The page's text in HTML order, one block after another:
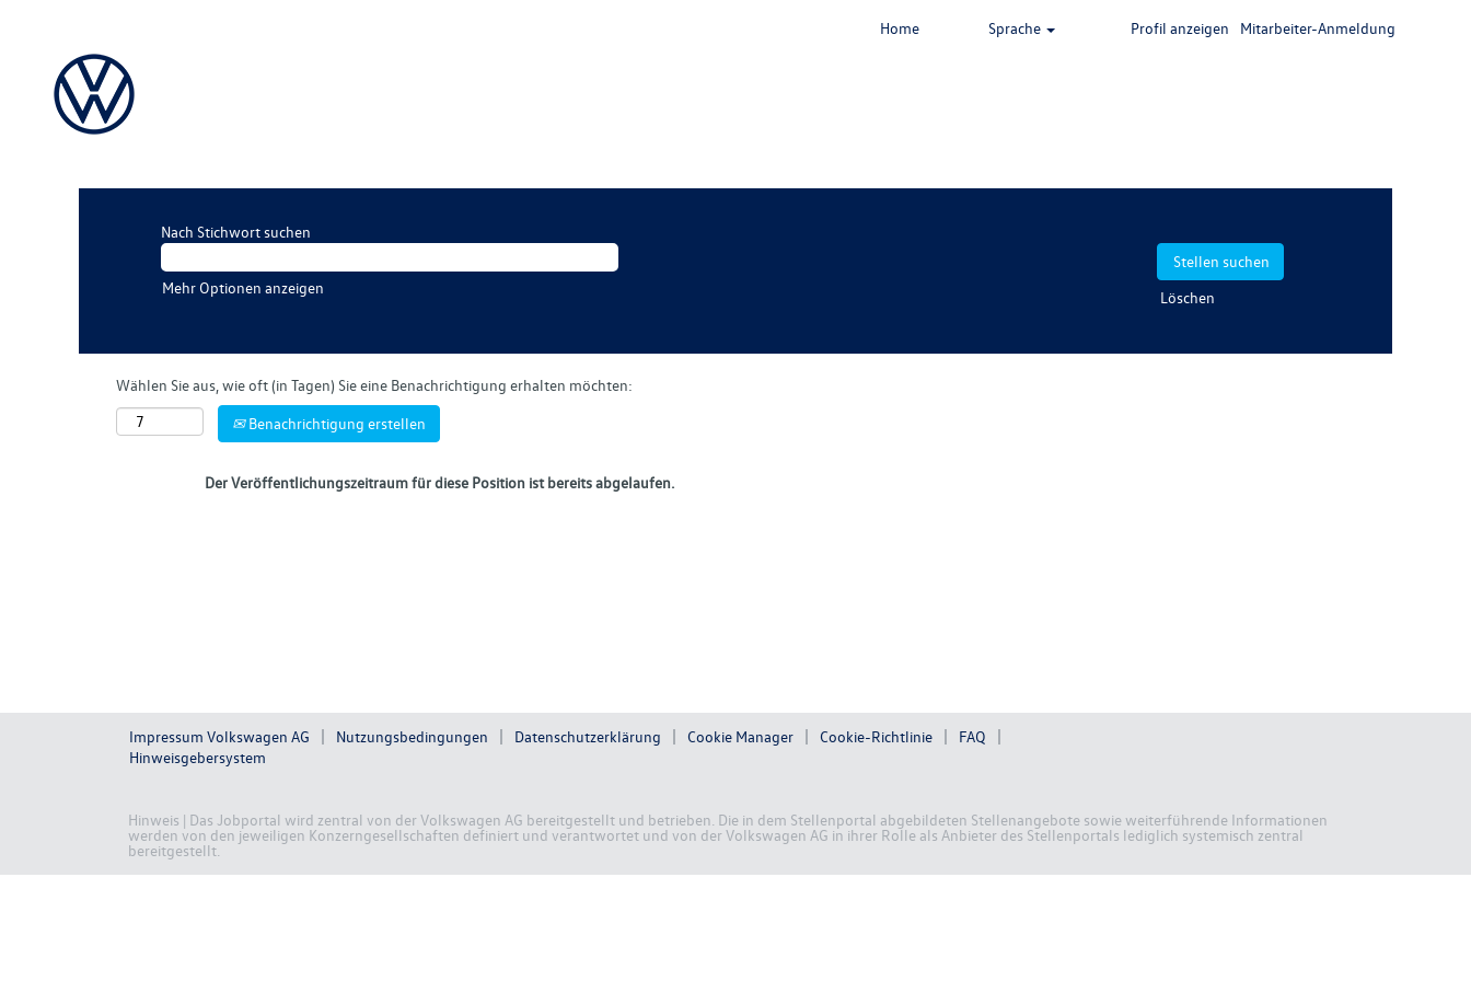
Home Sprache Profil anzeigen Mitarbeiter-Anmeldung
Nach Stichwort suchen
Mehr Optionen anzeigen
Löschen
Wählen Sie aus, wie oft (in Tagen) Sie eine Benachrichtigung erhalten möchten:
Benachrichtigung erstellen
Der Veröffentlichungszeitraum für diese Position ist bereits abgelaufen.
Impressum Volkswagen AG Nutzungsbedingungen Datenschutzerklärung Cookie Manager Cookie-Richtlinie
FAQ
Hinweisgebersystem
Hinweis | Das Jobportal wird zentral von der Volkswagen AG bereitgestellt und betrieben. Die in dem Stellenportal abgebildeten Stellenangebote sowie weiterführende Informationen
werden von den jeweiligen Konzerngesellschaften definiert und verantwortet und von der Volkswagen AG in ihrer Rolle als Anbieter des Stellenportals lediglich systemisch zentral
bereitgestellt.